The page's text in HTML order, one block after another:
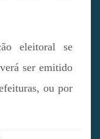
eleitoral se
ser emitido
ou por